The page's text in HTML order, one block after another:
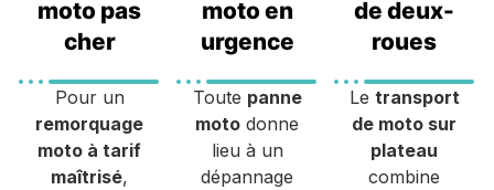
moto pas
cher
Pour un
remorquage
moto à tarif
maîtrisé,
moto en
urgence
Toute panne
moto donne
lieu à un
dépannage
de deux-
roues
Le transport
de moto sur
plateau
combine